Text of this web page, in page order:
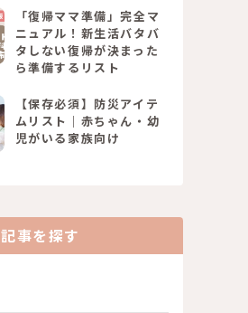
「復帰ママ準備」完全マ
ニュアル！新生活バタバ
タしない復帰が決まった
ら準備するリスト
【保存必須】防災アイテ
ムリスト｜赤ちゃん・幼
児がいる家族向け
記事を探す